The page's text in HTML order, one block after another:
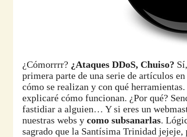
¿Cómorrrr? ¿Ataques DDoS, Chuiso?
primera parte de una serie de artículos
cómo se realizan y con qué
explicaré cómo funcionan. ¿Por qué?
fastidiar a alguien… Y si eres un
nuestras webs y como subsanarlas.
sagrado que la Santísima Trinidad